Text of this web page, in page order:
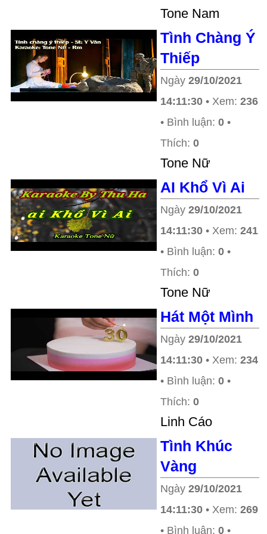
Tone Nam
Tình Chàng Ý
Thiếp
Ngày 29/10/2021
14:11:30 • Xem: 236
• Bình luận: 0 •
Thích: 0
Tone Nữ
AI Khổ Vì Ai
Ngày 29/10/2021
14:11:30 • Xem: 241
• Bình luận: 0 •
Thích: 0
Tone Nữ
Hát Một Mình
Ngày 29/10/2021
14:11:30 • Xem: 234
• Bình luận: 0 •
Thích: 0
Linh Cáo
Tình Khúc
Vàng
Ngày 29/10/2021
14:11:30 • Xem: 269
• Bình luận: 0 •